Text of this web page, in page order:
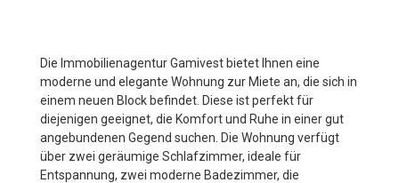
Die Immobilienagentur Gamivest bietet Ihnen eine
moderne und elegante Wohnung zur Miete an, die sich in
einem neuen Block befindet. Diese ist perfekt für
diejenigen geeignet, die Komfort und Ruhe in einer gut
angebundenen Gegend suchen. Die Wohnung verfügt
über zwei geräumige Schlafzimmer, ideale für
Entspannung, zwei moderne Badezimmer, die